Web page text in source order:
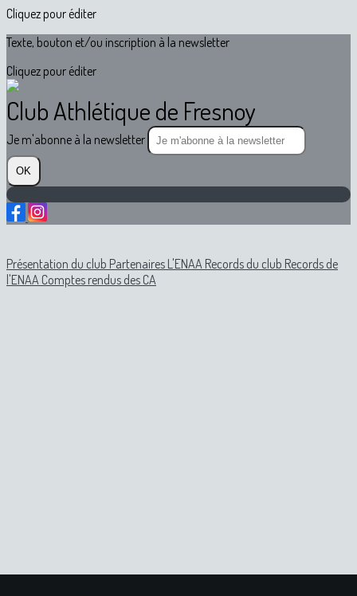
Cliquez pour éditer
Texte, bouton et/ou inscription à la newsletter
Cliquez pour éditer
Club Athlétique de Fresnoy
Je m'abonne à la newsletter
OK
Présentation du club Partenaires L'ENAA Records du club Records de
l'ENAA Comptes rendus des CA